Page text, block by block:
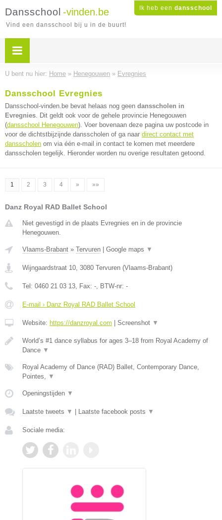
Ik heb een dansschool
Dansschool -vinden.be
Vind een dansschool bij u in de buurt!
U bent nu hier: Home » Henegouwen » Evregnies
Dansschool Evregnies
Dansschool-vinden.be bevat helaas nog geen dansscholen in
Evregnies. Dit geldt ook voor de gehele provincie Henegouwen
(dansschool Henegouwen). Voer bovenaan deze pagina uw postcode in
voor de dichtstbijzijnde dansscholen of ga naar direct contact met
dansscholen om via één e-mail in contact te komen met meerdere
dansscholen tegelijk. Hieronder worden nu overige resultaten getoond.
1 2 3 4 » »»
Danz Royal RAD Ballet School
Niet gevestigd in de plaats Evregnies en in de provincie
Henegouwen.
Vlaams-Brabant » Tervuren Google maps ▼
Wijngaardstraat 10, 3080 Tervuren (Vlaams-Brabant)
Tel: 0460 21 03 13, Fax: -, BTW-nr: -
E-mail › Danz Royal RAD Ballet School
Website: https://danzroyal.com Screenshot ▼
World’s #1 dance syllabus for ages 3–18 from Royal Academy of
Dance ▼
Royal Academy of Dance (RAD) Ballet, Contemporary Dance,
Pointes, ▼
Openingstijden ▼
Laatste tweets ▼ Laatste facebook posts ▼
Sociale media: